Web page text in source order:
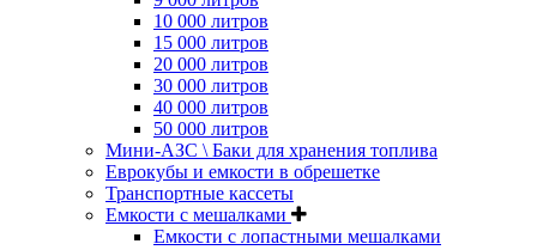
10 000 литров
15 000 литров
20 000 литров
30 000 литров
40 000 литров
50 000 литров
Мини-АЗС \ Баки для хранения топлива
Еврокубы и емкости в обрешетке
Транспортные кассеты
Емкости с мешалками
Емкости с лопастными мешалками